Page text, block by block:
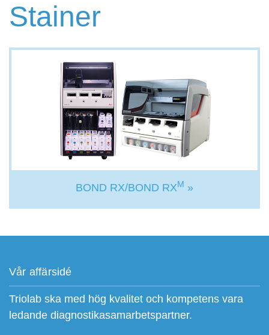
Stainer
BOND RX/BOND RXM »
Vår affärsidé
Triolab ska med hög kvalitet och kompetens vara
ledande diagnostikasamarbetspartner.